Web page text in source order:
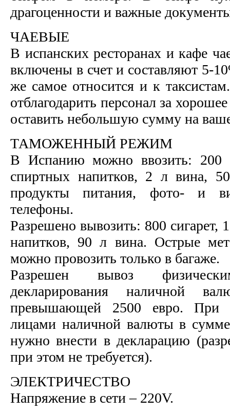
драгоценности и важные
ЧАЕВЫЕ
В испанских ресторанах и кафе
включены в счет и составляют 5-
же самое относится и к
отблагодарить персонал за
оставить небольшую сумму на
ТАМОЖЕННЫЙ РЕЖИМ
В Испанию можно ввозить: 200
спиртных напитков, 2 л вина,
продукты питания, фото- и
телефоны.
Разрешено вывозить: 800 сигарет,
напитков, 90 л вина. Острые
можно провозить только в багаже.
Разрешен вывоз
декларирования наличной
превышающей 2500 евро. При
лицами наличной валюты в
нужно внести в декларацию
при этом не требуется).
ЭЛЕКТРИЧЕСТВО
Напряжение в сети – 220V.